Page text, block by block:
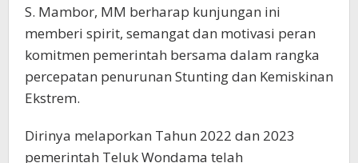
S. Mambor, MM berharap kunjungan ini
memberi spirit, semangat dan motivasi peran
komitmen pemerintah bersama dalam rangka
percepatan penurunan Stunting dan Kemiskinan
Ekstrem.
Dirinya melaporkan Tahun 2022 dan 2023
pemerintah Teluk Wondama telah